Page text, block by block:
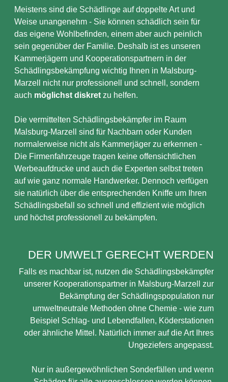
Meistens sind die Schädlinge auf doppelte Art und
Weise unangenehm - Sie können schädlich sein für
das eigene Wohlbefinden, einem aber auch peinlich
sein gegenüber der Familie. Deshalb ist es unseren
Kammerjägern und Kooperationspartnern in der
Schädlingsbekämpfung wichtig Ihnen in Malsburg-
Marzell nicht nur professionell und schnell, sondern
auch möglichst diskret zu helfen.
Die vermittelten Schädlingsbekämpfer im Raum
Malsburg-Marzell sind für Nachbarn oder Kunden
normalerweise nicht als Kammerjäger zu erkennen -
Die Firmenfahrzeuge tragen keine offensichtlichen
Werbeaufdrucke und auch die Experten selbst treten
auf wie ganz normale Handwerker. Dennoch verfügen
sie natürlich über die entsprechenden Kniffe um Ihren
Schädlingsbefall so schnell und effizient wie möglich
und höchst professionell zu bekämpfen.
DER UMWELT GERECHT WERDEN
Falls es machbar ist, nutzen die Schädlingsbekämpfer
unserer Kooperationspartner in Malsburg-Marzell zur
Bekämpfung der Schädlingspopulation nur
umweltneutrale Methoden ohne Chemie - wie zum
Beispiel Schlag- und Lebendfallen, Köderstationen
oder ähnliche Mittel. Natürlich immer auf die Art Ihres
Ungeziefers angepasst.
Nur in außergewöhnlichen Sonderfällen und wenn